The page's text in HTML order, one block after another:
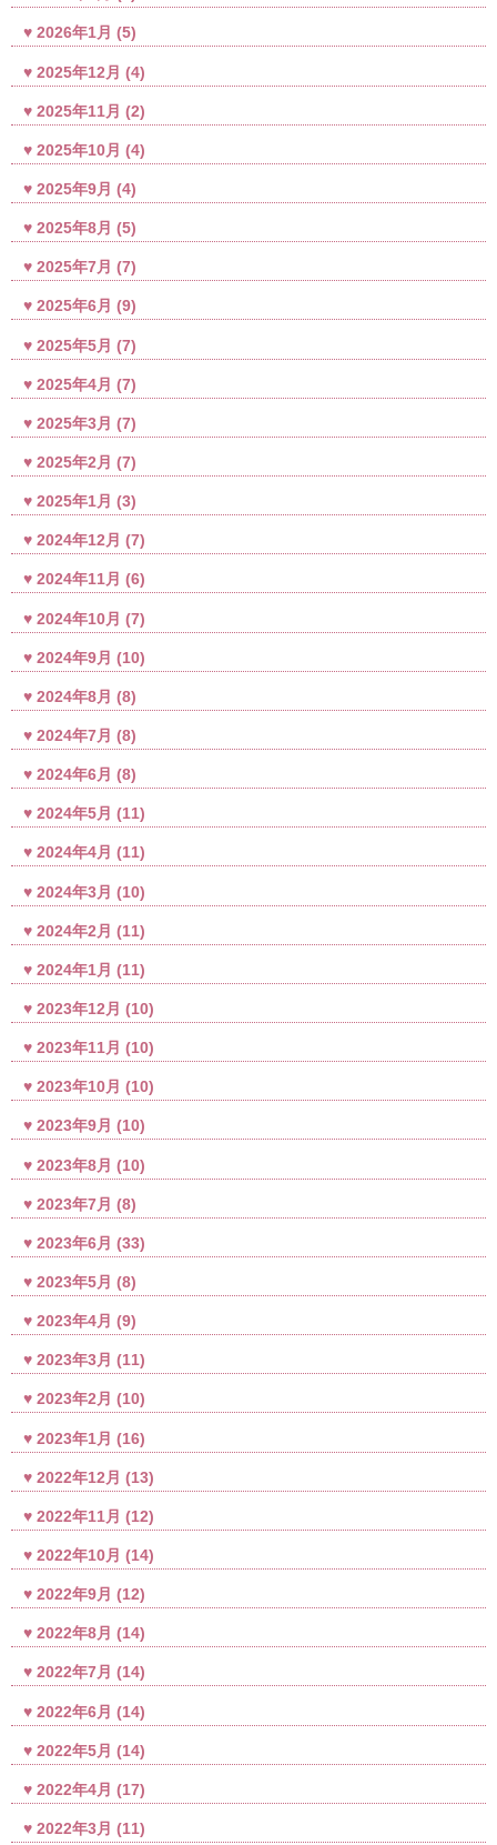
2026年1月 (5)
2025年12月 (4)
2025年11月 (2)
2025年10月 (4)
2025年9月 (4)
2025年8月 (5)
2025年7月 (7)
2025年6月 (9)
2025年5月 (7)
2025年4月 (7)
2025年3月 (7)
2025年2月 (7)
2025年1月 (3)
2024年12月 (7)
2024年11月 (6)
2024年10月 (7)
2024年9月 (10)
2024年8月 (8)
2024年7月 (8)
2024年6月 (8)
2024年5月 (11)
2024年4月 (11)
2024年3月 (10)
2024年2月 (11)
2024年1月 (11)
2023年12月 (10)
2023年11月 (10)
2023年10月 (10)
2023年9月 (10)
2023年8月 (10)
2023年7月 (8)
2023年6月 (33)
2023年5月 (8)
2023年4月 (9)
2023年3月 (11)
2023年2月 (10)
2023年1月 (16)
2022年12月 (13)
2022年11月 (12)
2022年10月 (14)
2022年9月 (12)
2022年8月 (14)
2022年7月 (14)
2022年6月 (14)
2022年5月 (14)
2022年4月 (17)
2022年3月 (11)